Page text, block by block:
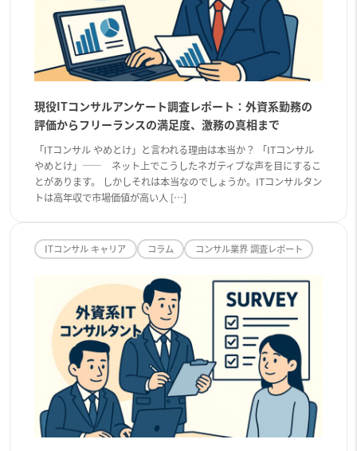
現役ITコンサルアンケート調査レポート：外資系勤務の
評価からフリーランスの満足度、激務の真相まで
「ITコンサル やめとけ」と言われる理由は本当か？ 「ITコンサル
やめとけ」―― ネット上でこうしたネガティブな声を目にするこ
とがあります。 しかしそれは本当なのでしょうか。ITコンサルタン
トは高年収で市場価値が高い人 […]
ITコンサル キャリア コラム コンサル業界 調査レポート